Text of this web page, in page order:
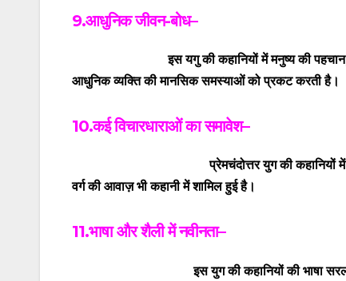
9.आधुनिक जीवन-बोध–
इस यगु की कहानियों मेंमनुष्य की पहचान
आधुनिक व्यक्ति की मानसिक समस्याओं को प्रकट करती है।
10.कई विचारधाराओं का समावेश–
प्रेमचंदोत्तरयुग की कहानियों में
वर्ग की आवाज़ भी कहानी में शामिल हुई है।
11.भाषा और शैली में नवीनता–
इस युग की कहानियों कीभाषा